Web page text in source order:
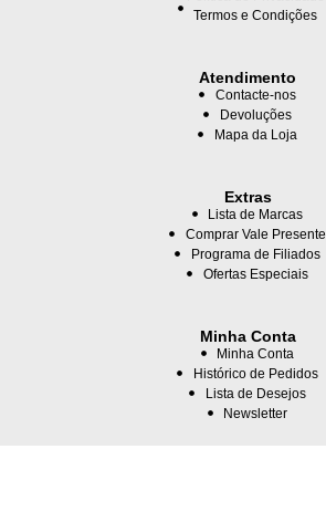
Termos e Condições
Atendimento
Contacte-nos
Devoluções
Mapa da Loja
Extras
Lista de Marcas
Comprar Vale Presente
Programa de Filiados
Ofertas Especiais
Minha Conta
Minha Conta
Histórico de Pedidos
Lista de Desejos
Newsletter